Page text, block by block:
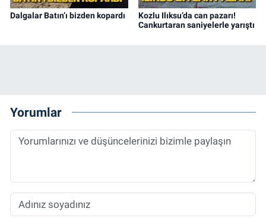
Dalgalar Batın’ı bizden kopardı
Kozlu Ilıksu’da can pazarı!
Cankurtaran saniyelerle yarıştı
Yorumlar